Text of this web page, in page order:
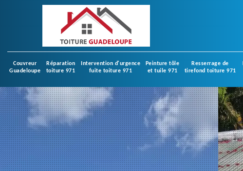
Couvreur
Guadeloupe
Réparation
toiture 971
Intervention d'urgence
fuite toiture 971
Peinture tôle
et tuile 971
Resserrage de
tirefond toiture 971